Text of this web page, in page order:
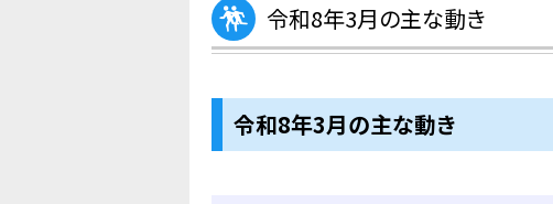
令和8年3月の主な動き
令和8年3月の主な動き